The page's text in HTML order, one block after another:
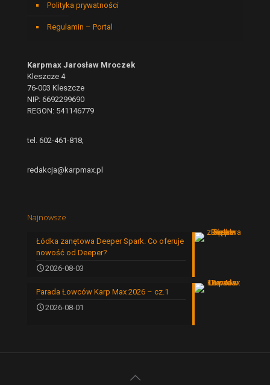
Polityka prywatności
Regulamin – Portal
Karpmax Jarosław Mroczek
Kleszcze 4
76-003 Kleszcze
NIP: 6692299690
REGON: 541146779
tel. 602-461-818;
redakcja@karpmax.pl
Najnowsze
Łódka zanętowa Deeper Spark. Co oferuje
nowość od Deeper?
2026-08-03
Parada Łowców Karp Max 2026 – cz.1
2026-08-01